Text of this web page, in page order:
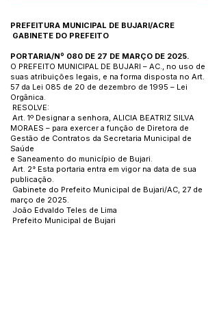
PREFEITURA MUNICIPAL DE BUJARI/ACRE
GABINETE DO PREFEITO
PORTARIA/Nº 080 DE 27 DE MARÇO DE 2025.
O PREFEITO MUNICIPAL DE BUJARI – AC., no uso de
suas atribuições legais, e na forma disposta no Art.
57 da Lei 085 de 20 de dezembro de 1995 – Lei
Orgânica.
RESOLVE:
Art. 1º Designar a senhora, ALICIA BEATRIZ SILVA
MORAES – para exercer a função de Diretora de
Gestão de Contratos da Secretaria Municipal de
Saúde
e Saneamento do município de Bujari.
Art. 2° Esta portaria entra em vigor na data de sua
publicação.
Gabinete do Prefeito Municipal de Bujari/AC, 27 de
março de 2025.
João Edvaldo Teles de Lima
Prefeito Municipal de Bujari